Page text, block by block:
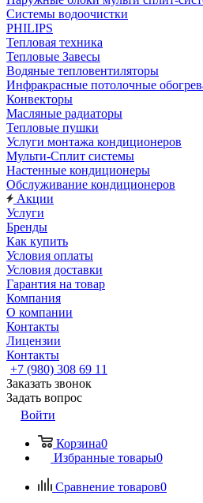
Системы водоочистки
PHILIPS
Тепловая техника
Тепловые Завесы
Водяные тепловентиляторы
Инфракрасные потолочные
Конвекторы
Масляные радиаторы
Тепловые пушки
Услуги монтажа кондиционеров
Мульти-Сплит системы
Настенные кондиционеры
Обслуживание кондиционеров
Акции
Услуги
Бренды
Как купить
Условия оплаты
Условия доставки
Гарантия на товар
Компания
О компании
Контакты
Лицензии
Контакты
+7 (980) 308 69 11
Заказать звонок
Задать вопрос
Войти
Корзина0
Избранные товары0
Сравнение товаров0